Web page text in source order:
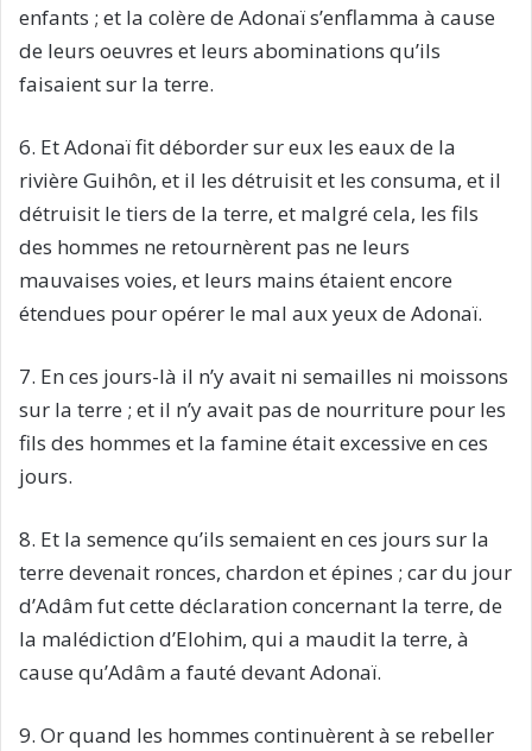
enfants ; et la colère de Adonaï s’enflamma à cause
de leurs oeuvres et leurs abominations qu’ils
faisaient sur la terre.
6. Et Adonaï fit déborder sur eux les eaux de la
rivière Guihôn, et il les détruisit et les consuma, et il
détruisit le tiers de la terre, et malgré cela, les fils
des hommes ne retournèrent pas ne leurs
mauvaises voies, et leurs mains étaient encore
étendues pour opérer le mal aux yeux de Adonaï.
7. En ces jours-là il n’y avait ni semailles ni moissons
sur la terre ; et il n’y avait pas de nourriture pour les
fils des hommes et la famine était excessive en ces
jours.
8. Et la semence qu’ils semaient en ces jours sur la
terre devenait ronces, chardon et épines ; car du jour
d’Adâm fut cette déclaration concernant la terre, de
la malédiction d’Elohim, qui a maudit la terre, à
cause qu’Adâm a fauté devant Adonaï.
9. Or quand les hommes continuèrent à se rebeller